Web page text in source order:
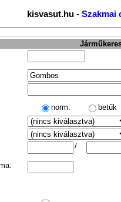
kisvasut.hu - Szakmai
norm.
betűk
/